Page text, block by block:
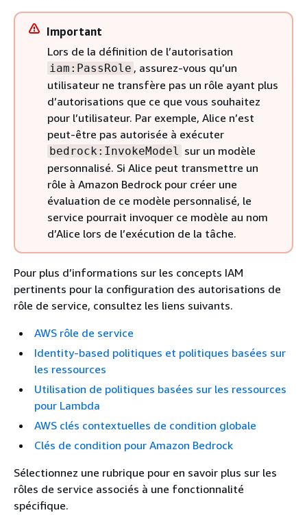
Important
Lors de la définition de l’autorisation
iam:PassRole , assurez-vous qu’un
utilisateur ne transfère pas un rôle ayant plus
d’autorisations que ce que vous souhaitez
pour l’utilisateur. Par exemple, Alice n’est
peut-être pas autorisée à exécuter
bedrock:InvokeModel sur un modèle
personnalisé. Si Alice peut transmettre un
rôle à Amazon Bedrock pour créer une
évaluation de ce modèle personnalisé, le
service pourrait invoquer ce modèle au nom
d’Alice lors de l’exécution de la tâche.
Pour plus d’informations sur les concepts IAM
pertinents pour la configuration des autorisations de
rôle de service, consultez les liens suivants.
AWS rôle de service
Identity-based politiques et politiques basées sur
les ressources
Utilisation de politiques basées sur les ressources
pour Lambda
AWS clés contextuelles de condition globale
Clés de condition pour Amazon Bedrock
Sélectionnez une rubrique pour en savoir plus sur les
rôles de service associés à une fonctionnalité
spécifique.